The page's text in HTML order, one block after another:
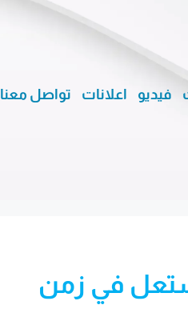
فيديو اعلانات تواصل معنا
في زمن